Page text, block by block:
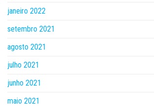
janeiro 2022
setembro 2021
agosto 2021
julho 2021
junho 2021
maio 2021